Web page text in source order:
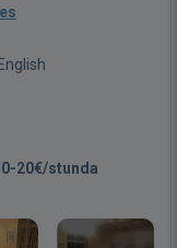
20€/stunda